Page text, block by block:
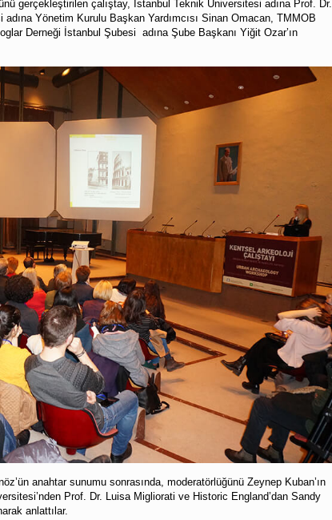
gerçekleştirilen çalıştay, İstanbul Teknik Üniversitesi adına Prof. Dr.
Yönetim Kurulu Başkan Yardımcısı Sinan Omacan, TMMOB
Derneği İstanbul Şubesi adına Şube Başkanı Yiğit Ozar’ın
anahtar sunumu sonrasında, moderatörlüğünü Zeynep Kuban’ın
Prof. Dr. Luisa Migliorati ve Historic England’dan Sandy
anlattılar.